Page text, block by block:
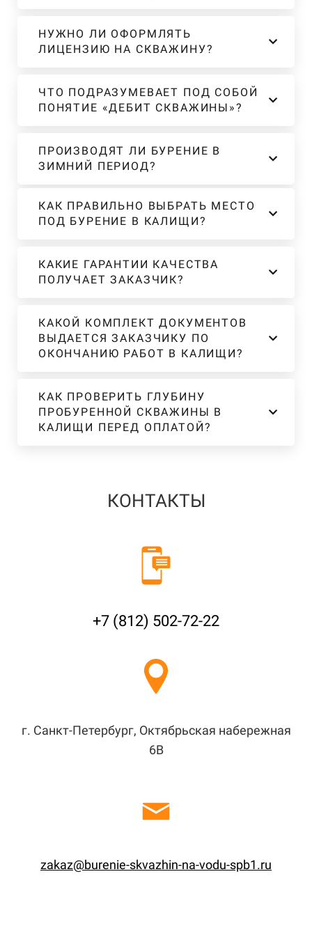
НУЖНО ЛИ ОФОРМЛЯТЬ
ЛИЦЕНЗИЮ НА СКВАЖИНУ?
ЧТО ПОДРАЗУМЕВАЕТ ПОД СОБОЙ
ПОНЯТИЕ «ДЕБИТ СКВАЖИНЫ»?
ПРОИЗВОДЯТ ЛИ БУРЕНИЕ В
ЗИМНИЙ ПЕРИОД?
КАК ПРАВИЛЬНО ВЫБРАТЬ МЕСТО
ПОД БУРЕНИЕ В КАЛИЩИ?
КАКИЕ ГАРАНТИИ КАЧЕСТВА
ПОЛУЧАЕТ ЗАКАЗЧИК?
КАКОЙ КОМПЛЕКТ ДОКУМЕНТОВ
ВЫДАЕТСЯ ЗАКАЗЧИКУ ПО
ОКОНЧАНИЮ РАБОТ В КАЛИЩИ?
КАК ПРОВЕРИТЬ ГЛУБИНУ
ПРОБУРЕННОЙ СКВАЖИНЫ В
КАЛИЩИ ПЕРЕД ОПЛАТОЙ?
КОНТАКТЫ
+7 (812) 502-72-22
г. Санкт-Петербург, Октябрьская набережная
6В
zakaz@burenie-skvazhin-na-vodu-spb1.ru